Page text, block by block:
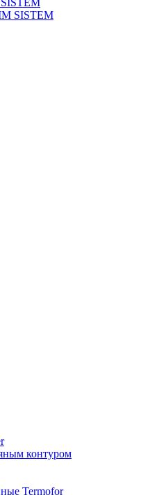
SISTEM
контуром
Termofor